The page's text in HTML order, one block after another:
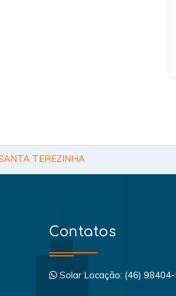
TEREZINHA
Contatos
Solar Locação: (46)